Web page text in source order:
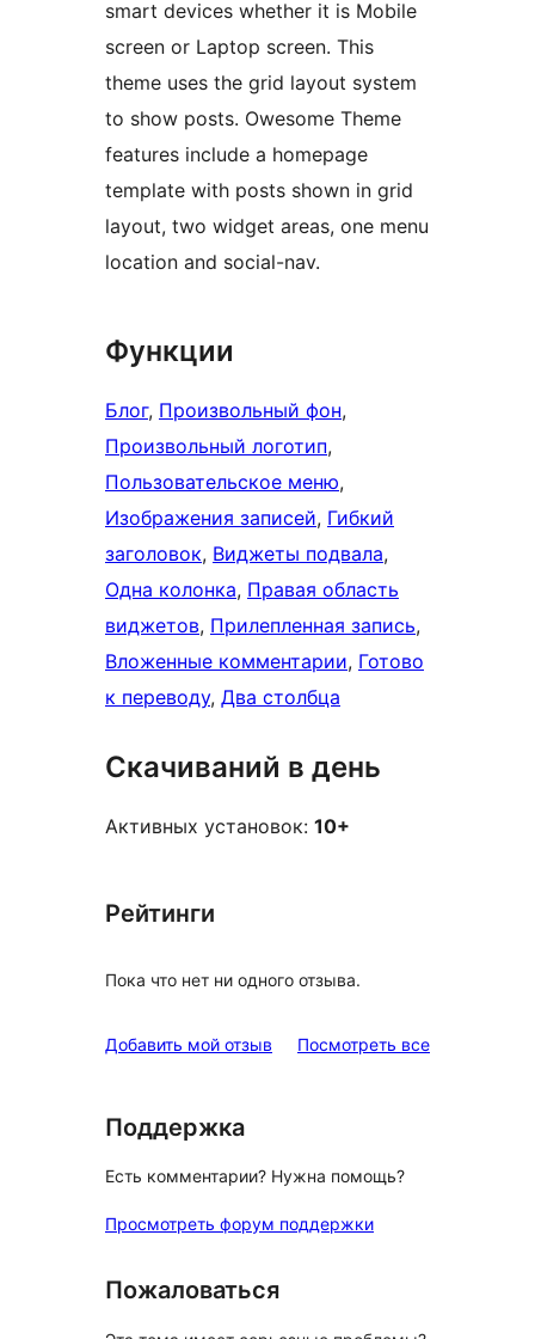
smart devices whether it is Mobile
screen or Laptop screen. This
theme uses the grid layout system
to show posts. Owesome Theme
features include a homepage
template with posts shown in grid
layout, two widget areas, one menu
location and social-nav.
Функции
Блог, Произвольный фон
Произвольный логотип
Пользовательское меню
Изображения записей, Гибкий
заголовок, Виджеты подвала
Одна колонка, Правая область
виджетов, Прилепленная запись
Вложенные комментарии, Готово
к переводу, Два столбца
Скачиваний в день
Активных установок: 10+
Рейтинги
Пока что нет ни одного отзыва.
Добавить мой отзыв Посмотреть всеотзывы
Поддержка
Есть комментарии? Нужна помощь?
Просмотреть форум поддержки
Пожаловаться